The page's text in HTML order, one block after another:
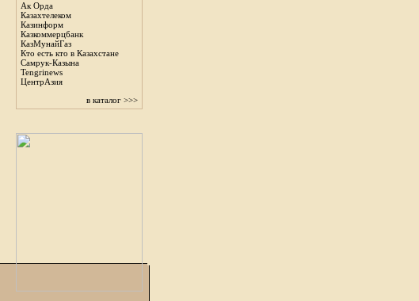
Ак Орда
Казахтелеком
Казинформ
Казкоммерцбанк
КазМунайГаз
Кто есть кто в Казахстане
Самрук-Казына
Tengrinews
ЦентрАзия
в каталог >>>